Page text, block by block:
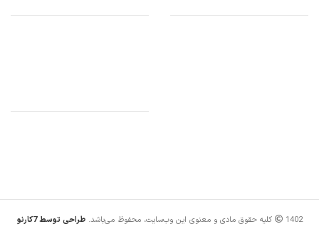
1402 کلیه حقوق مادی و معنوی این وب‌سایت، محفوظ می‌باشد. طراحی توسط 7کارنو